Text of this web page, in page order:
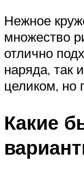
Нежное
множество
отлично
наряда, так
целиком, но
Какие